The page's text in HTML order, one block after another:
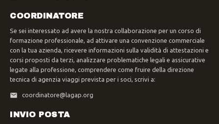
COORDINATORE
Se sei interessato ad avere la nostra collaborazione per un corso di
formazione professionale, ad attivare una convenzione commerciale
con la tua azienda, ricevere informazioni sulla validità di attestazioni e
corsi proposti da terzi, analizzare problematiche legali e assicurative
legate alla professione, comprendere come fruire della direzione
tecnica di agenzia viaggi prevista per i soci, scrivi a:
coordinatore@lagap.org
INVIO POSTA